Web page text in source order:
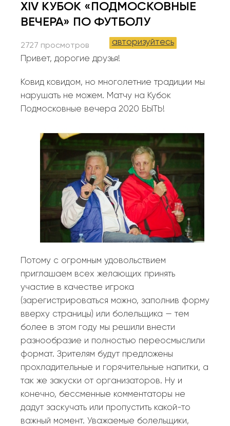
ПРИНЯТЬ УЧАСТИЕ
ПОЖАЛУЙСТА, авторизуйтесь
ПОМОЩЬЮ УЧЕТНОЙ ЗАПИСИ 4CIO,
НАПИШИТЕ ПИСЬМО НА
team@4cio.ru
ПРИНЯТЬ УЧАСТИЕ
ПОЖАЛУЙСТА, авторизуйтесь
ПОМОЩЬЮ УЧЕТНОЙ ЗАПИСИ 4CIO,
НАПИШИТЕ ПИСЬМО НА
team@4cio.ru
XIV КУБОК «ПОДМОСКОВНЫЕ
ВЕЧЕРА» ПО ФУТБОЛУ
2727 просмотров
Привет, дорогие друзья!
Ковид ковидом, но многолетние традиции мы
нарушать не можем. Матчу на Кубок
Подмосковные вечера 2020 БЫТЬ!
Потому с огромным удовольствием
приглашаем всех желающих принять
участие в качестве игрока
(зарегистрироваться можно, заполнив форму
вверху страницы) или болельщика — тем
более в этом году мы решили внести
разнообразие и полностью переосмыслили
формат. Зрителям будут предложены
прохладительные и горячительные напитки, а
так же закуски от организаторов. Ну и
конечно, бессменные комментаторы не
дадут заскучать или пропустить какой-то
важный момент. Уважаемые болельщики,